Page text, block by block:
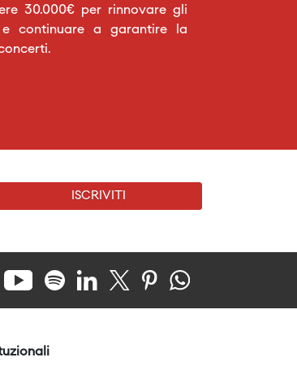
30.000€ per rinnovare gli
e continuare a garantire la
ISCRIVITI